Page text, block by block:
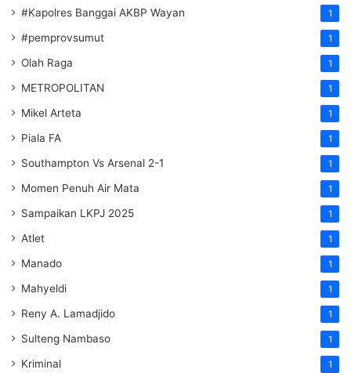
#Kapolres Banggai AKBP Wayan 1
#pemprovsumut 1
Olah Raga 1
METROPOLITAN 1
Mikel Arteta 1
Piala FA 1
Southampton Vs Arsenal 2-1 1
Momen Penuh Air Mata 1
Sampaikan LKPJ 2025 1
Atlet 1
Manado 1
Mahyeldi 1
Reny A. Lamadjido 1
Sulteng Nambaso 1
Kriminal 1